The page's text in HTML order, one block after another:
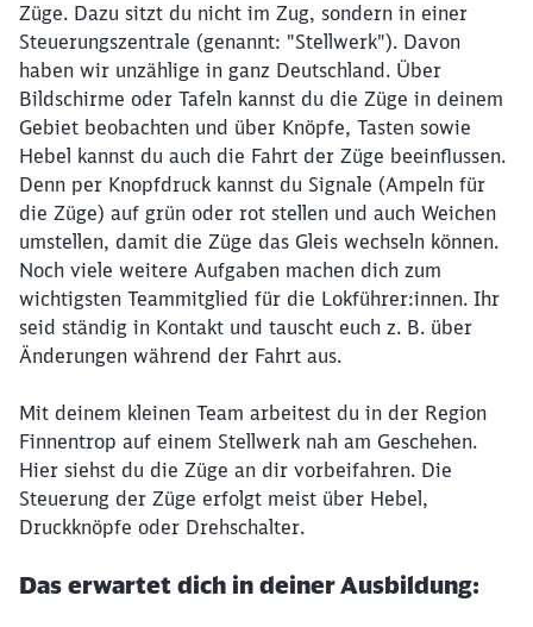
Züge. Dazu sitzt du nicht im Zug, sondern in einer
Steuerungszentrale (genannt: "Stellwerk"). Davon
haben wir unzählige in ganz Deutschland. Über
Bildschirme oder Tafeln kannst du die Züge in deinem
Gebiet beobachten und über Knöpfe, Tasten sowie
Hebel kannst du auch die Fahrt der Züge beeinflussen.
Denn per Knopfdruck kannst du Signale (Ampeln für
die Züge) auf grün oder rot stellen und auch Weichen
umstellen, damit die Züge das Gleis wechseln können.
Noch viele weitere Aufgaben machen dich zum
wichtigsten Teammitglied für die Lokführer:innen. Ihr
seid ständig in Kontakt und tauscht euch z. B. über
Änderungen während der Fahrt aus.
Mit deinem kleinen Team arbeitest du in der Region
Finnentrop auf einem Stellwerk nah am Geschehen.
Hier siehst du die Züge an dir vorbeifahren. Die
Steuerung der Züge erfolgt meist über Hebel,
Druckknöpfe oder Drehschalter.
Das erwartet dich in deiner Ausbildung: